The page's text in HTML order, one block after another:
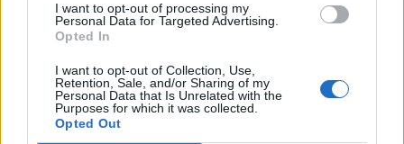
I want to opt-out of processing my
Personal Data for Targeted Advertising.
Opted In
I want to opt-out of Collection, Use,
Retention, Sale, and/or Sharing of my
Personal Data that Is Unrelated with the
Purposes for which it was collected.
Opted Out
ΔΗΜΟΦΙΛΗ